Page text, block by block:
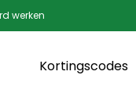
werken
Kortingscodes